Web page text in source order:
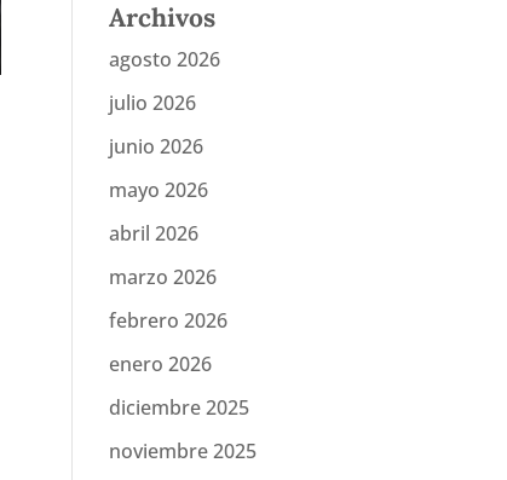
Archivos
agosto 2026
julio 2026
junio 2026
mayo 2026
abril 2026
marzo 2026
febrero 2026
enero 2026
diciembre 2025
noviembre 2025